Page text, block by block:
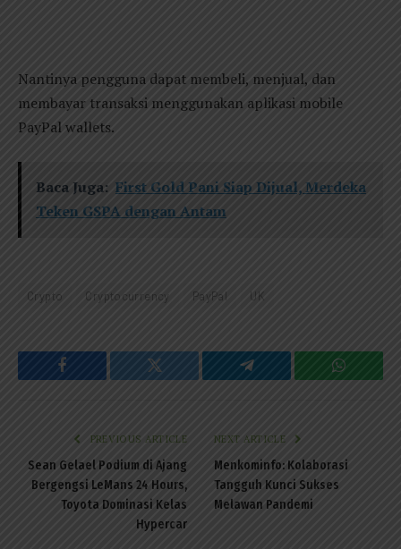
Nantinya pengguna dapat membeli, menjual, dan
membayar transaksi menggunakan aplikasi mobile
PayPal wallets.
Baca Juga: First Gold Pani Siap Dijual, Merdeka
Teken GSPA dengan Antam
Crypto Cryptocurrency PayPal UK
Facebook Twitter Telegram
PREVIOUS ARTICLE
Sean Gelael Podium di Ajang
Bergengsi LeMans 24 Hours,
Toyota Dominasi Kelas
Hypercar
NEXT ARTICLE
Menkominfo: Kolaborasi
Tangguh Kunci Sukses
Melawan Pandemi